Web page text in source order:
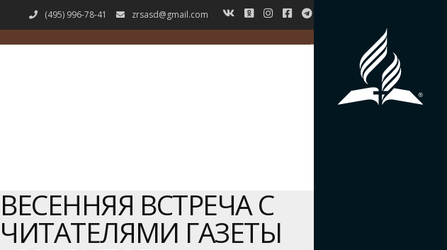
(495) 996-78-41 zrsasd@gmail.com
ВЕСЕННЯЯ ВСТРЕЧА С
ЧИТАТЕЛЯМИ ГАЗЕТЫ